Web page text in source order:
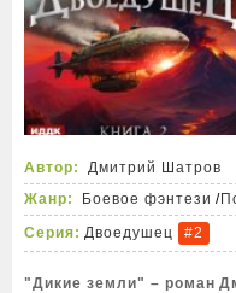
Автор:
Дмитрий Шатров
Жанр:
Боевое фэнтези /
Серия: Двоедушец #2
"Дикие земли" – роман